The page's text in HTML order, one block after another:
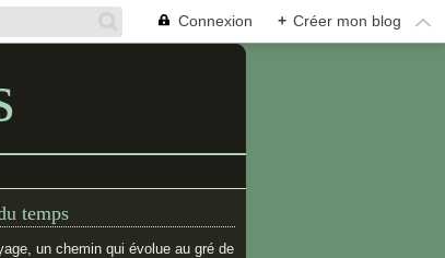
Connexion + Créer mon blog
temps
un chemin qui évolue au gré de